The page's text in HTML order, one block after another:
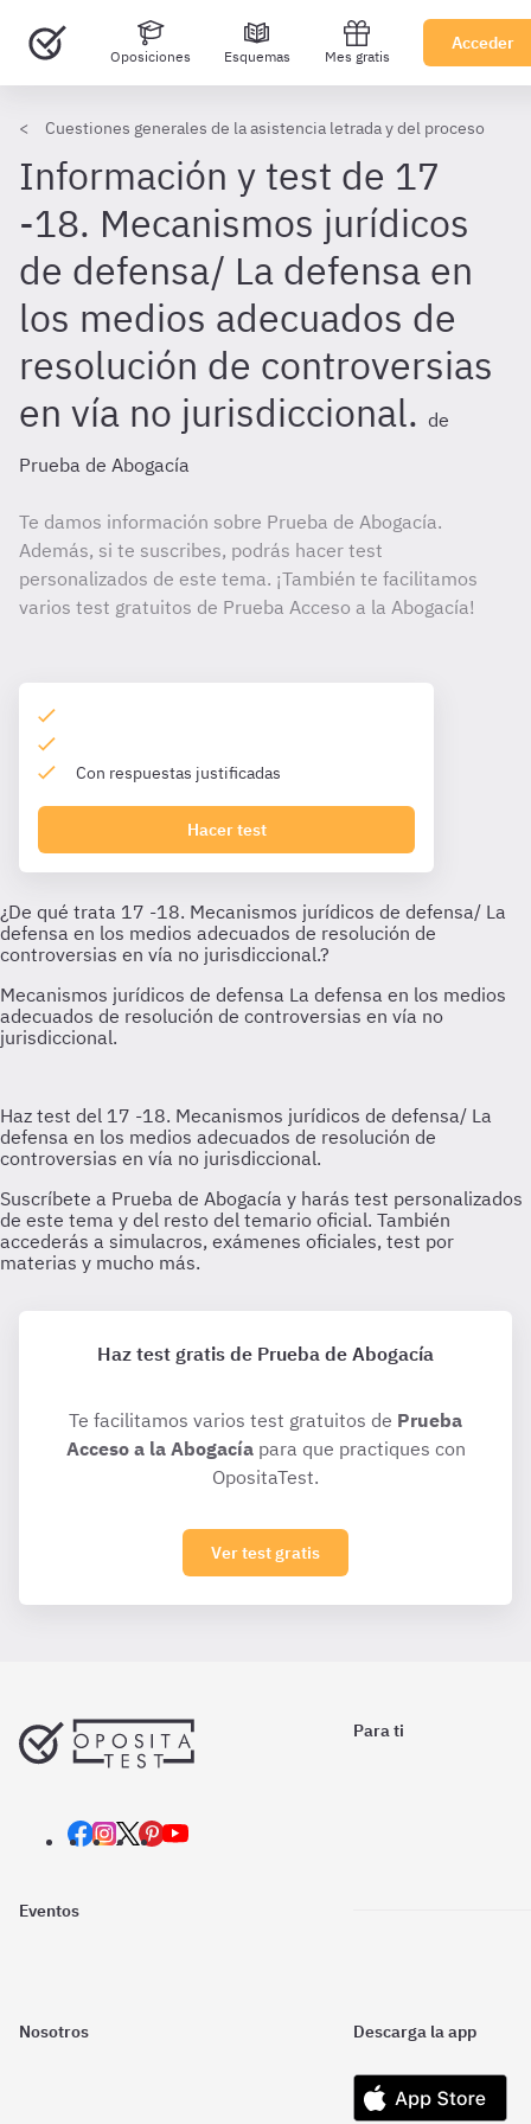
Oposiciones Esquemas Mes gratis
Acceder
Cuestiones generales de la asistencia letrada y del proceso
Información y test de 17
-18. Mecanismos jurídicos
de defensa/ La defensa en
los medios adecuados de
resolución de controversias
en vía no jurisdiccional. de
Prueba de Abogacía
Te damos información sobre Prueba de Abogacía.
Además, si te suscribes, podrás hacer test
personalizados de este tema. ¡También te facilitamos
varios test gratuitos de Prueba Acceso a la Abogacía!
Con respuestas justificadas
Hacer test
Haz test gratis de Prueba de Abogacía
Te facilitamos varios test gratuitos de Prueba
Acceso a la Abogacíapara que practiques con
OpositaTest.
Ver test gratis
Para ti
Eventos
Nosotros Descarga la app